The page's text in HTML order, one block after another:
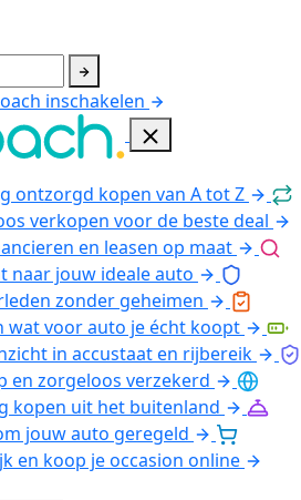
inschakelen
ontzorgd kopen van A tot Z
verkopen voor de beste deal
en leasen op maat
naar jouw ideale auto
zonder geheimen
wat voor auto je écht koopt
in accustaat en rijbereik
en zorgeloos verzekerd
kopen uit het buitenland
jouw auto geregeld
en koop je occasion online